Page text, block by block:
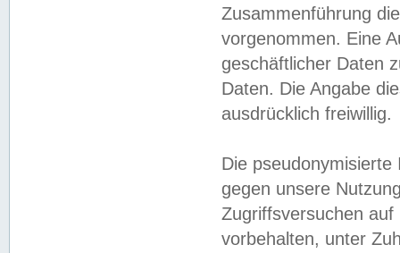
Zusammenführung
vorgenommen. Eine
geschäftlicher Daten
Daten. Die Angabe
ausdrücklich freiwillig.
Die
gegen unsere
Zugriffsversuchen
vorbehalten, unter